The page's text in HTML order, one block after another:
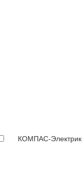
КОМПАС-Электрик